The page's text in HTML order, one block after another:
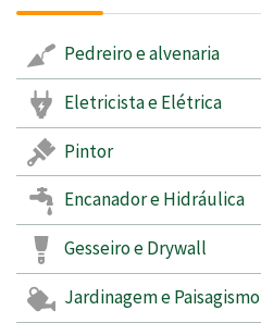
Pedreiro e alvenaria
Eletricista e Elétrica
Pintor
Encanador e Hidráulica
Gesseiro e Drywall
Jardinagem e Paisagismo